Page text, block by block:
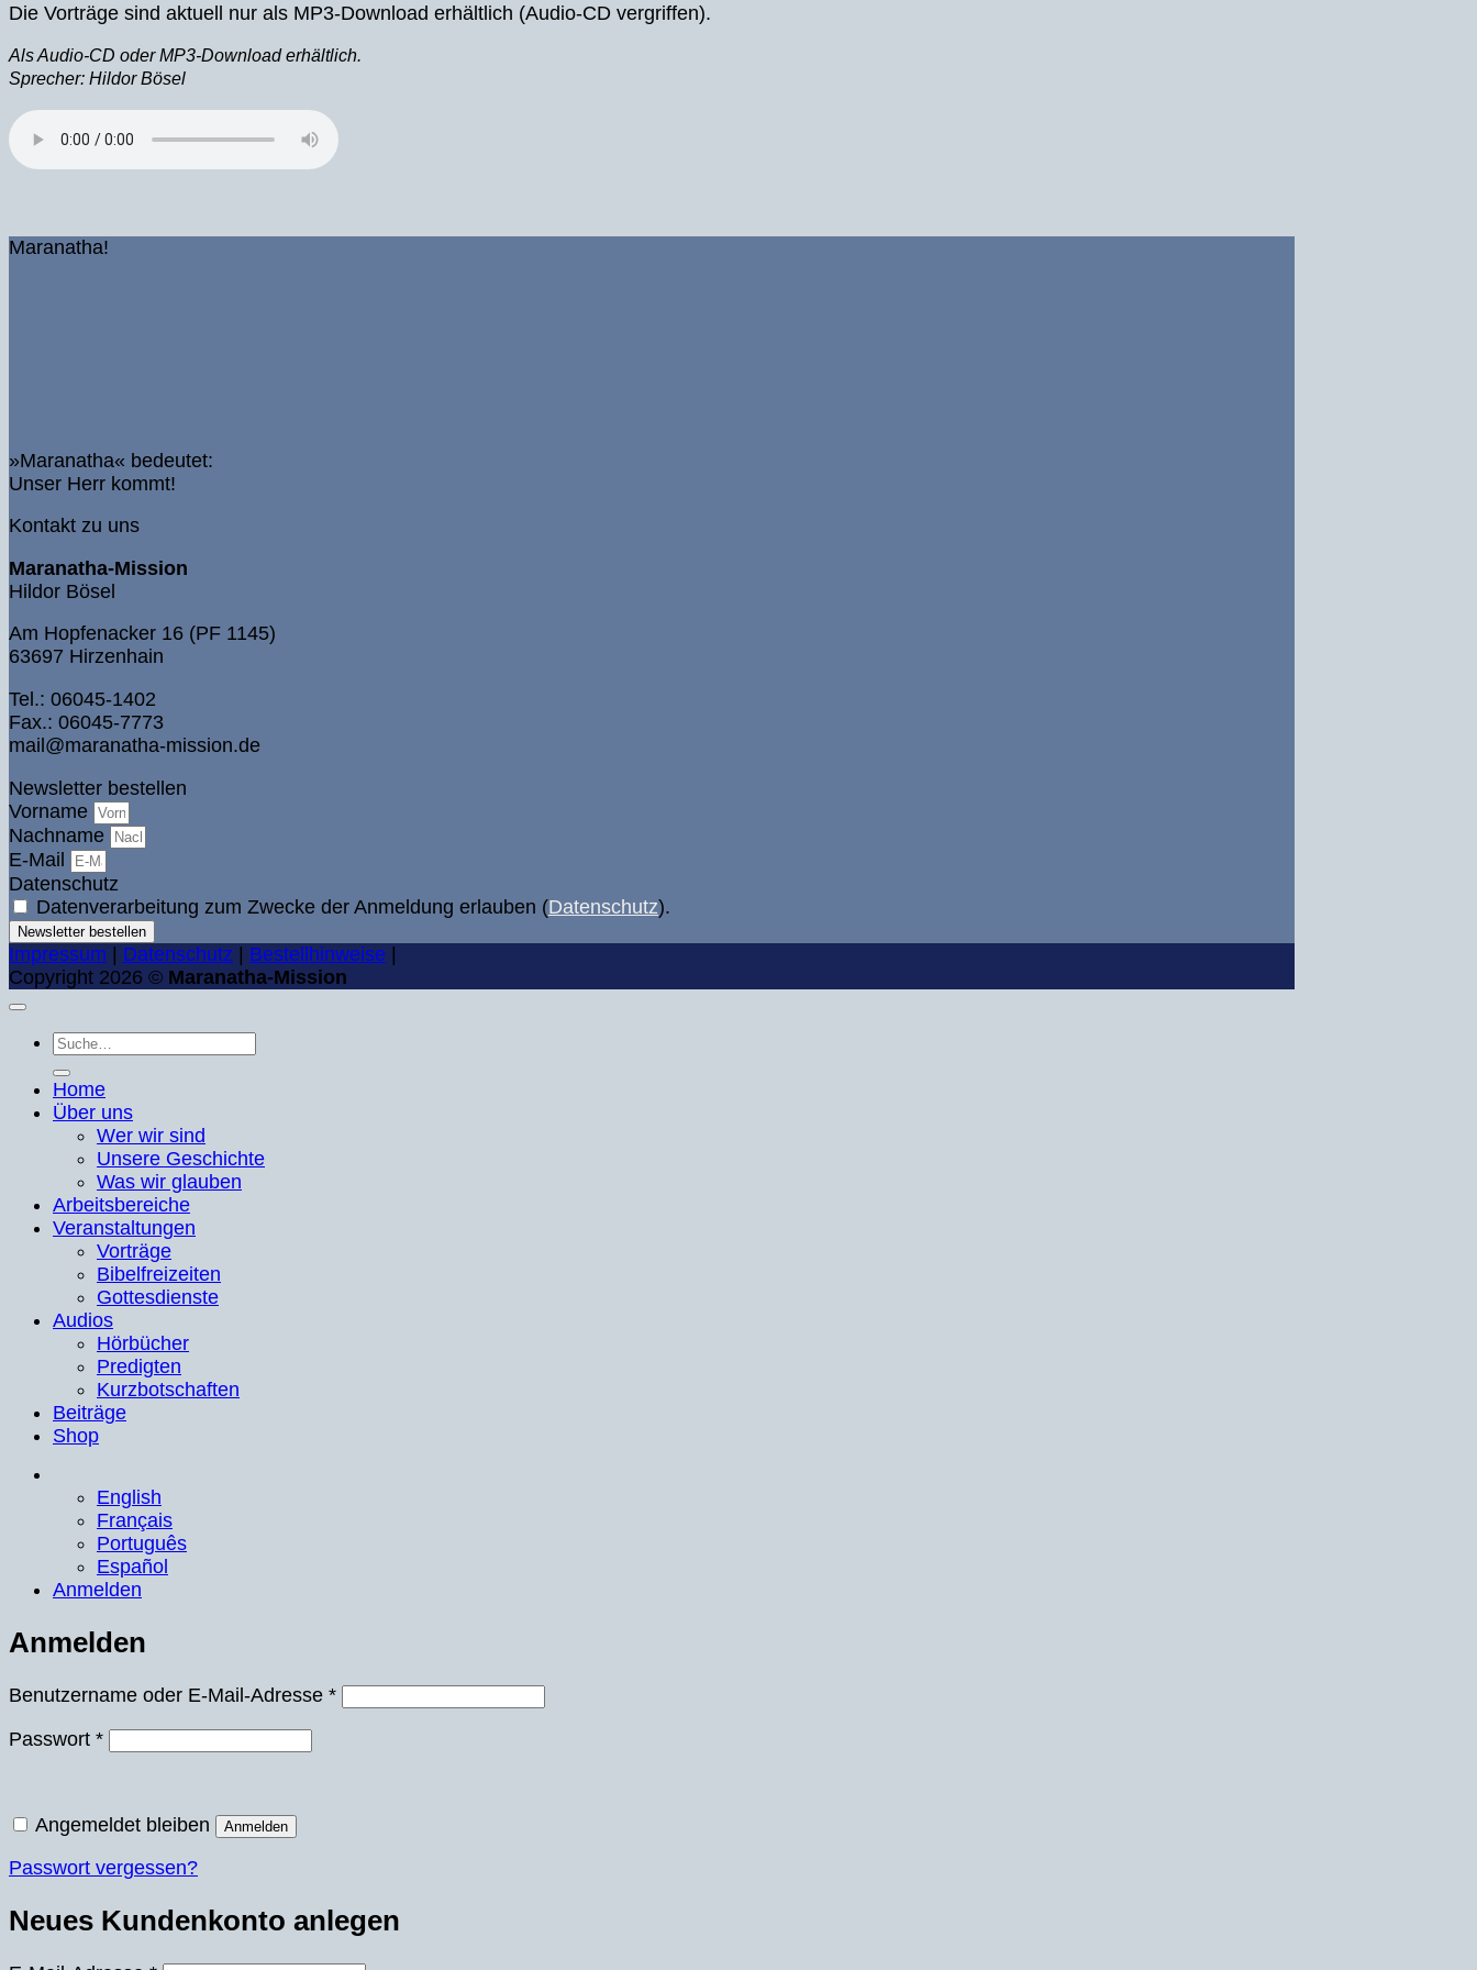
Die Vorträge sind aktuell nur als MP3-Download erhältlich (Audio-CD vergriffen).
Als Audio-CD oder MP3-Download erhältlich.
Sprecher: Hildor Bösel
Maranatha!
»Maranatha« bedeutet:
Unser Herr kommt!
Kontakt zu uns
Maranatha-Mission
Hildor Bösel
Am Hopfenacker 16 (PF 1145)
63697 Hirzenhain
Tel.: 06045-1402
Fax.: 06045-7773
mail@maranatha-mission.de
Newsletter bestellen
Vorname
Nachname
E-Mail
Datenschutz
Datenverarbeitung zum Zwecke der Anmeldung erlauben (Datenschutz).
Newsletter bestellen
Impressum | Datenschutz | Bestellhinweise |
Copyright 2026 © Maranatha-Mission
Suche
nach:
Home
Über uns
Wer wir sind
Unsere Geschichte
Was wir glauben
Arbeitsbereiche
Veranstaltungen
Vorträge
Bibelfreizeiten
Gottesdienste
Audios
Hörbücher
Predigten
Kurzbotschaften
Beiträge
Shop
English
Français
Português
Español
Anmelden
Anmelden
Benutzername oder E-Mail-Adresse *Erforderlich
Passwort *Erforderlich
Angemeldet bleiben Anmelden
Passwort vergessen?
Neues Kundenkonto anlegen